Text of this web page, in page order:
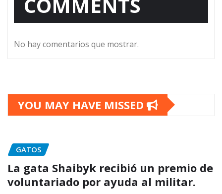
No hay comentarios que mostrar.
YOU MAY HAVE MISSED
GATOS
La gata Shaibyk recibió un premio de
voluntariado por ayuda al militar.